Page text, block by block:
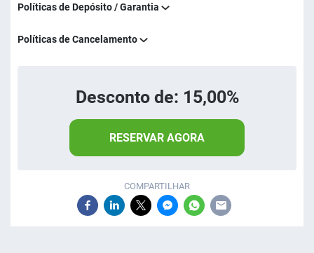
Políticas de Depósito / Garantia
Políticas de Cancelamento
Desconto de: 15,00%
RESERVAR AGORA
COMPARTILHAR